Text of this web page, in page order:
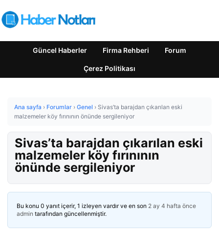
Güncel Haberler Firma Rehberi Forum
Çerez Politikası
Ana sayfa › Forumlar › Genel › Sivas’ta barajdan çıkarılan eski
malzemeler köy fırınının önünde sergileniyor
Sivas’ta barajdan çıkarılan eski
malzemeler köy fırınının
önünde sergileniyor
Bu konu 0 yanıt içerir, 1 izleyen vardır ve en son 2 ay 4 hafta önce
admin tarafından güncellenmiştir.